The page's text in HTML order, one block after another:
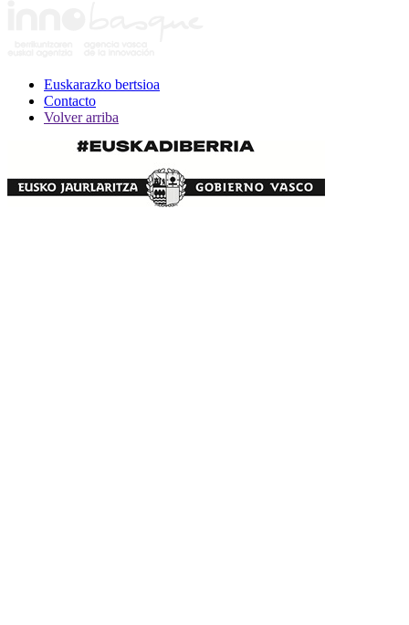
Euskarazko bertsioa
Contacto
Volver arriba